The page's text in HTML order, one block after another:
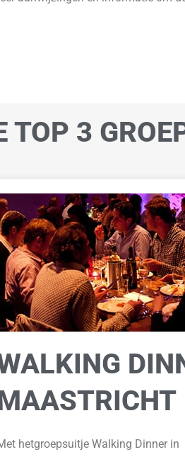
TOP 3
hetgroepsuitje Walking Dinner in